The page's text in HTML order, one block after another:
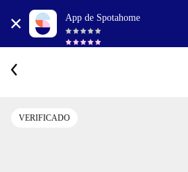
App de Spotahome
VERIFICADO